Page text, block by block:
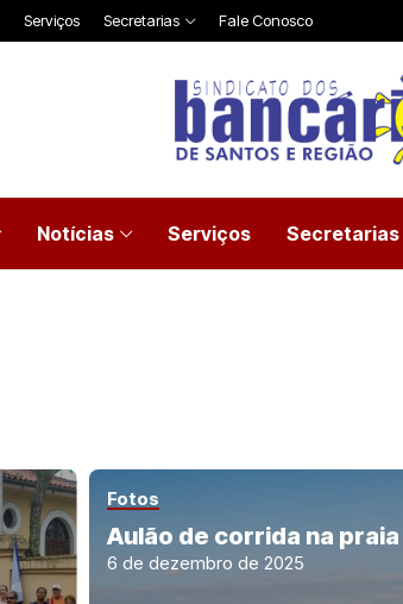
Serviços Secretarias Fale Conosco
Notícias Serviços Secretarias
Fotos
Aulão de corrida na praia
6 de dezembro de 2025